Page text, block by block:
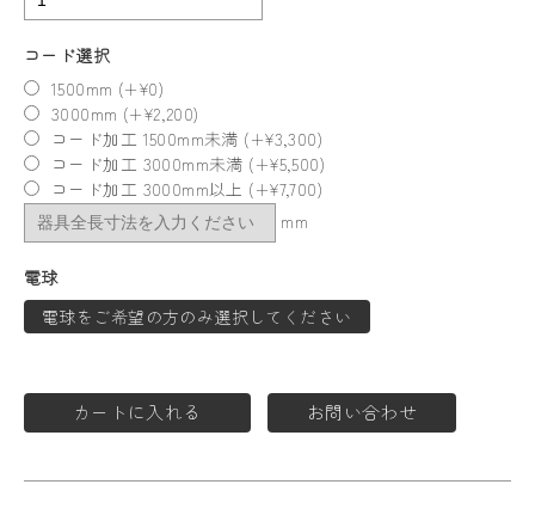
コード選択
1500mm (+¥0)
3000mm (+¥2,200)
コード加工 1500mm未満 (+¥3,300)
コード加工 3000mm未満 (+¥5,500)
コード加工 3000mm以上 (+¥7,700)
mm
電球
電球をご希望の方のみ選択してください
カートに入れる お問い合わせ